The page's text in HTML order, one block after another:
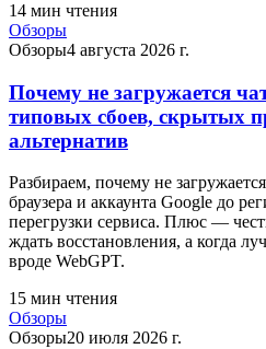
14 мин чтения
Обзоры
Обзоры4 августа 2026 г.
Почему не загружается
типовых сбоев, скрытых
альтернатив
Разбираем, почему не
браузера и аккаунта Google до
перегрузки сервиса. Плюс —
ждать восстановления, а когда
вроде WebGPT.
15 мин чтения
Обзоры
Обзоры20 июля 2026 г.